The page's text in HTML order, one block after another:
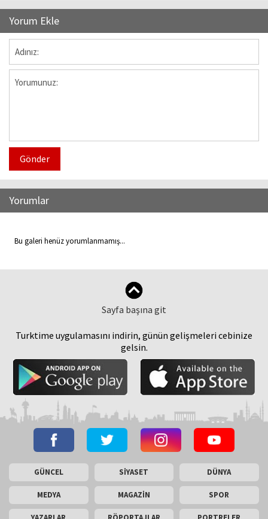
Yorum Ekle
Gönder
Yorumlar
Bu galeri henüz yorumlanmamış...
Sayfa başına git
Turktime uygulamasını indirin, günün gelişmeleri cebinize
gelsin.
GÜNCEL SİYASET DÜNYA
MEDYA MAGAZİN SPOR